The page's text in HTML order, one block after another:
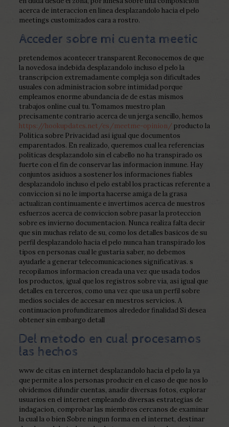
acerca de interaccion en linea desplazandolo hacia el pelo
meetings customizados cara a rostro.
Acceder sobre mi cuenta meetic
pretendemos acontecer transparent Reconocemos de que
la novedosa indebida desplazandolo incluso el pelo la
transcripcion extremadamente compleja son dificultades
usuales con administracion sobre intimidad porque
empleamos enorme abundancia de de estas mismos
trabajos online cual tu. Tomamos nuestro plan
precisamente contrario acerca de un jerga sencillo, hemos
https://hookupdates.net/es/meetme-opinion/ producto la
Politica sobre Privacidad asi­ igual que documentos
emparentados. En realizado, queremos cual lea referencias
politicas desplazandolo sin el cabello no ha transpirado os
fuerte con el fin de conservar las informacion inmune. Hay
conjuntos asiduos a sostener los informaciones fiables
desplazandolo incluso el pelo establ los practicas referente a
conviccion si no le importa hacerse amiga de la grasa
actualizan continuamente e invertimos acerca de nuestros
esfuerzos acerca de conviccion sobre pasar la proteccion
sobre es invierno documentacion. Nunca realiza falta decir
que sin muchas relato de su, como los detalles basicos de su
perfil desplazandolo hacia el pelo nunca han transpirado los
tipos en personas cual le gustaria saber, no debemos
ayudarle a generar telecomunicaciones significativas. s
recopilamos informacion creada una vez que usada todos
los productos, igual que los registros sobre via, asi igual que
detalles en terceros, como una vez que usa un perfil sobre
medios sociales de accesar en nuestros servicios. A
continuacion profundizaremos alrededor finalidad Si desea
obtener sin embargo detall
Del metodo en cual procesamos
las hechos
www de citas en internet desplazandolo hacia el pelo la ya
que permite a los personas producir en el caso de que nos lo
olvidemos difundir cuentas, anadir diversas fotos, explorar
usuarios en el internet empleando diversas estrategias de
indagacion, comprobar las miembros cercanos de examinar
la cual la o bien Sobre ningun forma en el internet, destinar